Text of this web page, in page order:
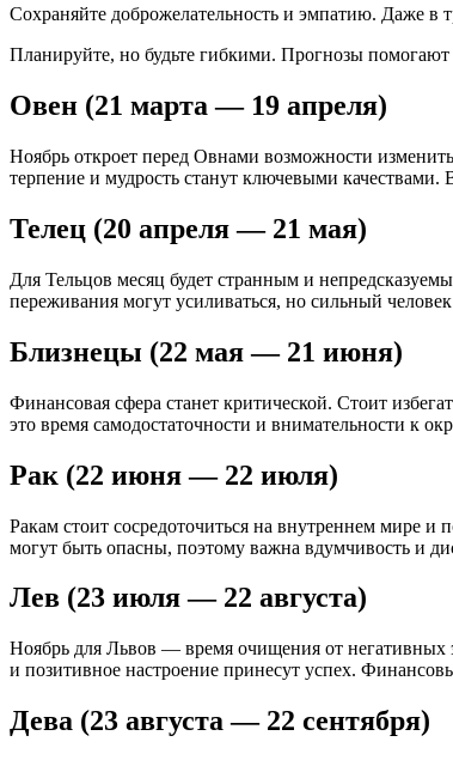
Сохраняйте доброжелательность и эмпатию. Даже в
Планируйте, но будьте гибкими. Прогнозы
Овен (21 марта — 19 апреля)
Ноябрь откроет перед Овнами возможности
терпение и мудрость станут ключевыми
Телец (20 апреля — 21 мая)
Для Тельцов месяц будет странным и
переживания могут усиливаться, но сильный
Близнецы (22 мая — 21 июня)
Финансовая сфера станет критической. Стоит
это время самодостаточности и внимательности к
Рак (22 июня — 22 июля)
Ракам стоит сосредоточиться на внутреннем мире
могут быть опасны, поэтому важна вдумчивость и
Лев (23 июля — 22 августа)
Ноябрь для Львов — время очищения от негативных
и позитивное настроение принесут успех.
Дева (23 августа — 22 сентября)